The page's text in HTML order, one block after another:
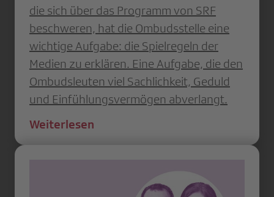
die sich über das Programm von SRF
beschweren, hat die Ombudsstelle eine
wichtige Aufgabe: die Spielregeln der
Medien zu erklären. Eine Aufgabe, die den
Ombudsleuten viel Sachlichkeit, Geduld
und Einfühlungsvermögen abverlangt.
Weiterlesen